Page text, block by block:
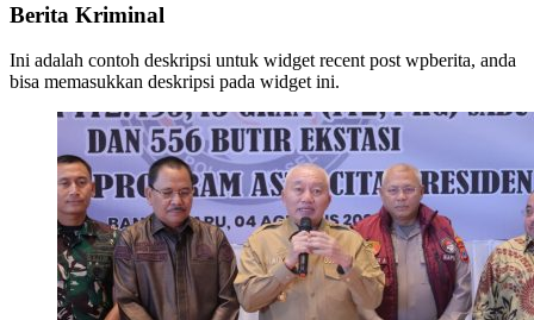
Berita Kriminal
Ini adalah contoh deskripsi untuk widget recent post wpberita, anda
bisa memasukkan deskripsi pada widget ini.